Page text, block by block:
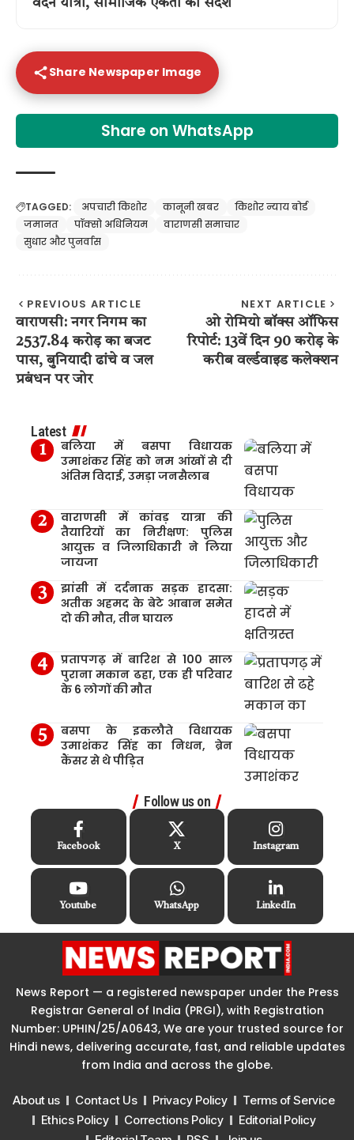
वंदन यात्रा, सामाजिक एकता का संदेश
Share Newspaper Image
Share on WhatsApp
TAGGED: अपचारी किशोर कानूनी खबर
किशोर न्याय बोर्ड
जमानत
पॉक्सो अधिनियम
वाराणसी समाचार
सुधार और पुनर्वास
PREVIOUS ARTICLE
वाराणसी: नगर निगम का
2537.84 करोड़ का बजट
पास, बुनियादी ढांचे व जल
प्रबंधन पर जोर
NEXT ARTICLE
ओ रोमियो बॉक्स ऑफिस
रिपोर्ट: 13वें दिन 90 करोड़ के
करीब वर्ल्डवाइड कलेक्शन
Latest
बलिया में बसपा विधायक
उमाशंकर सिंह को नम आंखों से दी
अंतिम विदाई, उमड़ा जनसैलाब
वाराणसी में कांवड़ यात्रा की
तैयारियों का निरीक्षण: पुलिस
आयुक्त व जिलाधिकारी ने लिया
जायजा
झांसी में दर्दनाक सड़क हादसा:
अतीक अहमद के बेटे आबान समेत
दो की मौत, तीन घायल
प्रतापगढ़ में बारिश से 100 साल
पुराना मकान ढहा, एक ही परिवार
के 6 लोगों की मौत
बसपा के इकलौते विधायक
उमाशंकर सिंह का निधन, ब्रेन
कैंसर से थे पीड़ित
Follow us on
Facebook X Instagram
Youtube WhatsApp LinkedIn
News Report — a registered newspaper under the Press
Registrar General of India (PRGI), with Registration
Number: UPHIN/25/A0643, We are your trusted source for
Hindi news, delivering accurate, fast, and reliable updates
from India and across the globe.
About us Contact Us Privacy Policy
Terms of Service
Ethics Policy
Corrections Policy
Editorial Policy